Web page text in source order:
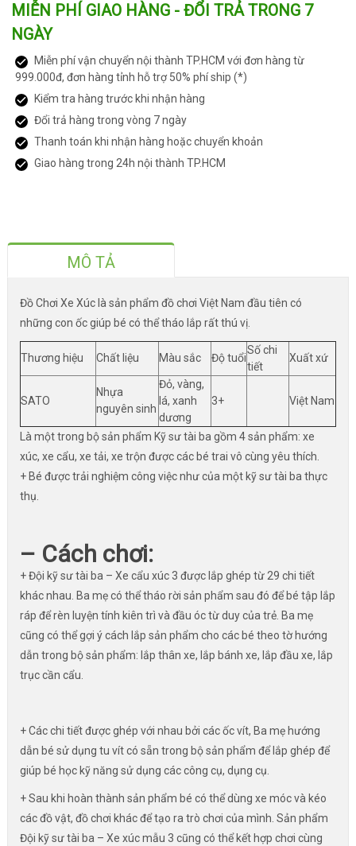
MIỄN PHÍ GIAO HÀNG - ĐỔI TRẢ TRONG 7
NGÀY
Miễn phí vận chuyển nội thành TP.HCM với đơn hàng từ
999.000đ, đơn hàng tỉnh hỗ trợ 50% phí ship (*)
Kiểm tra hàng trước khi nhận hàng
Đổi trả hàng trong vòng 7 ngày
Thanh toán khi nhận hàng hoặc chuyển khoản
Giao hàng trong 24h nội thành TP.HCM
MÔ TẢ
Đồ Chơi Xe Xúc là sản phẩm đồ chơi Việt Nam đầu tiên có
những con ốc giúp bé có thể tháo lắp rất thú vị.
Thương hiệu Chất liệu Màu sắc Độ tuổi
Số chi
tiết
Xuất xứ
SATO
Nhựa
nguyên sinh
Đỏ, vàng,
lá, xanh
dương
3+ Việt Nam
Là một trong bộ sản phẩm Kỹ sư tài ba gồm 4 sản phẩm: xe
xúc, xe cẩu, xe tải, xe trộn được các bé trai vô cùng yêu thích.
+ Bé được trải nghiệm công việc như của một kỹ sư tài ba thực
thụ.
– Cách chơi:
+ Đội kỹ sư tài ba – Xe cẩu xúc 3 được lắp ghép từ 29 chi tiết
khác nhau. Ba mẹ có thể tháo rời sản phẩm sau đó để bé tập lắp
ráp để rèn luyện tính kiên trì và đầu óc từ duy của trẻ. Ba mẹ
cũng có thể gợi ý cách lắp sản phẩm cho các bé theo tờ hướng
dẫn trong bộ sản phẩm: lắp thân xe, lắp bánh xe, lắp đầu xe, lắp
trục cần cẩu.
+ Các chi tiết được ghép với nhau bởi các ốc vít, Ba mẹ hướng
dẫn bé sử dụng tu vít có sẵn trong bộ sản phẩm để lắp ghép để
giúp bé học kỹ năng sử dụng các công cụ, dụng cụ.
+ Sau khi hoàn thành sản phẩm bé có thể dùng xe móc và kéo
các đồ vật, đồ chơi khác để tạo ra trò chơi của mình. Sản phẩm
Đội kỹ sư tài ba – Xe xúc mẫu 3 cũng có thể kết hợp chơi cùng